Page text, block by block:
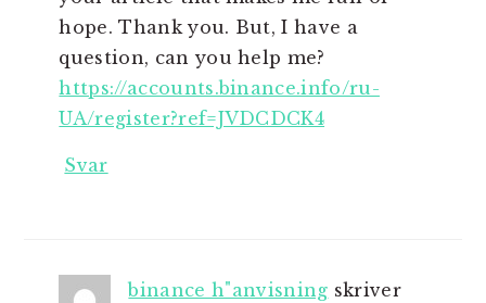
hope. Thank you. But, I have a
question, can you help me?
https://accounts.binance.info/ru-
UA/register?ref=JVDCDCK4
Svar
binance h"anvisning skriver